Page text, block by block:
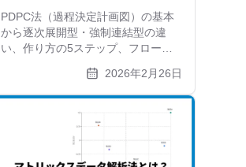
2つの型、フローチャートと
の違いを徹底解説
PDPC法（過程決定計画図）の基本
から逐次展開型・強制連結型の違
い、作り方の5ステップ、フローチ
リスク対策を可視化する方法と無料
ツールも紹介します。
2026年2月26日